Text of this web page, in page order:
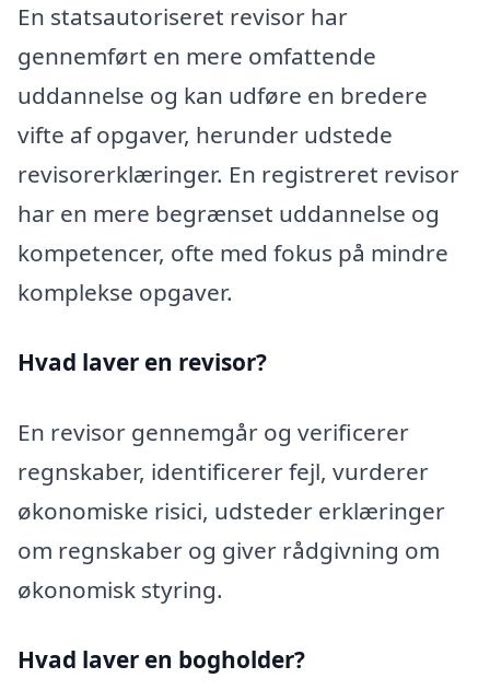
En statsautoriseret revisor har
gennemført en mere omfattende
uddannelse og kan udføre en bredere
vifte af opgaver, herunder udstede
revisorerklæringer. En registreret revisor
har en mere begrænset uddannelse og
kompetencer, ofte med fokus på mindre
komplekse opgaver.
Hvad laver en revisor?
En revisor gennemgår og verificerer
regnskaber, identificerer fejl, vurderer
økonomiske risici, udsteder erklæringer
om regnskaber og giver rådgivning om
økonomisk styring.
Hvad laver en bogholder?